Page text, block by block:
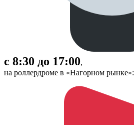
с 8:30 до 17:00,
на роллердроме в «Нагорном рынке»: